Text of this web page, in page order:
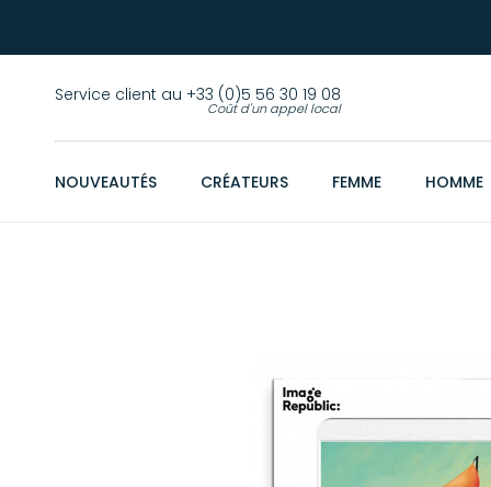
Service client au +33 (0)5 56 30 19 08
Coût d'un appel local
NOUVEAUTÉS CRÉATEURS FEMME HOMME